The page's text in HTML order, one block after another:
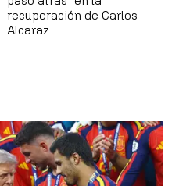
recuperación de Carlos
Alcaraz.